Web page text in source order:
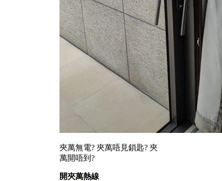
夾萬無電? 夾萬唔見鎖匙? 夾
萬開唔到?
開夾萬熱線